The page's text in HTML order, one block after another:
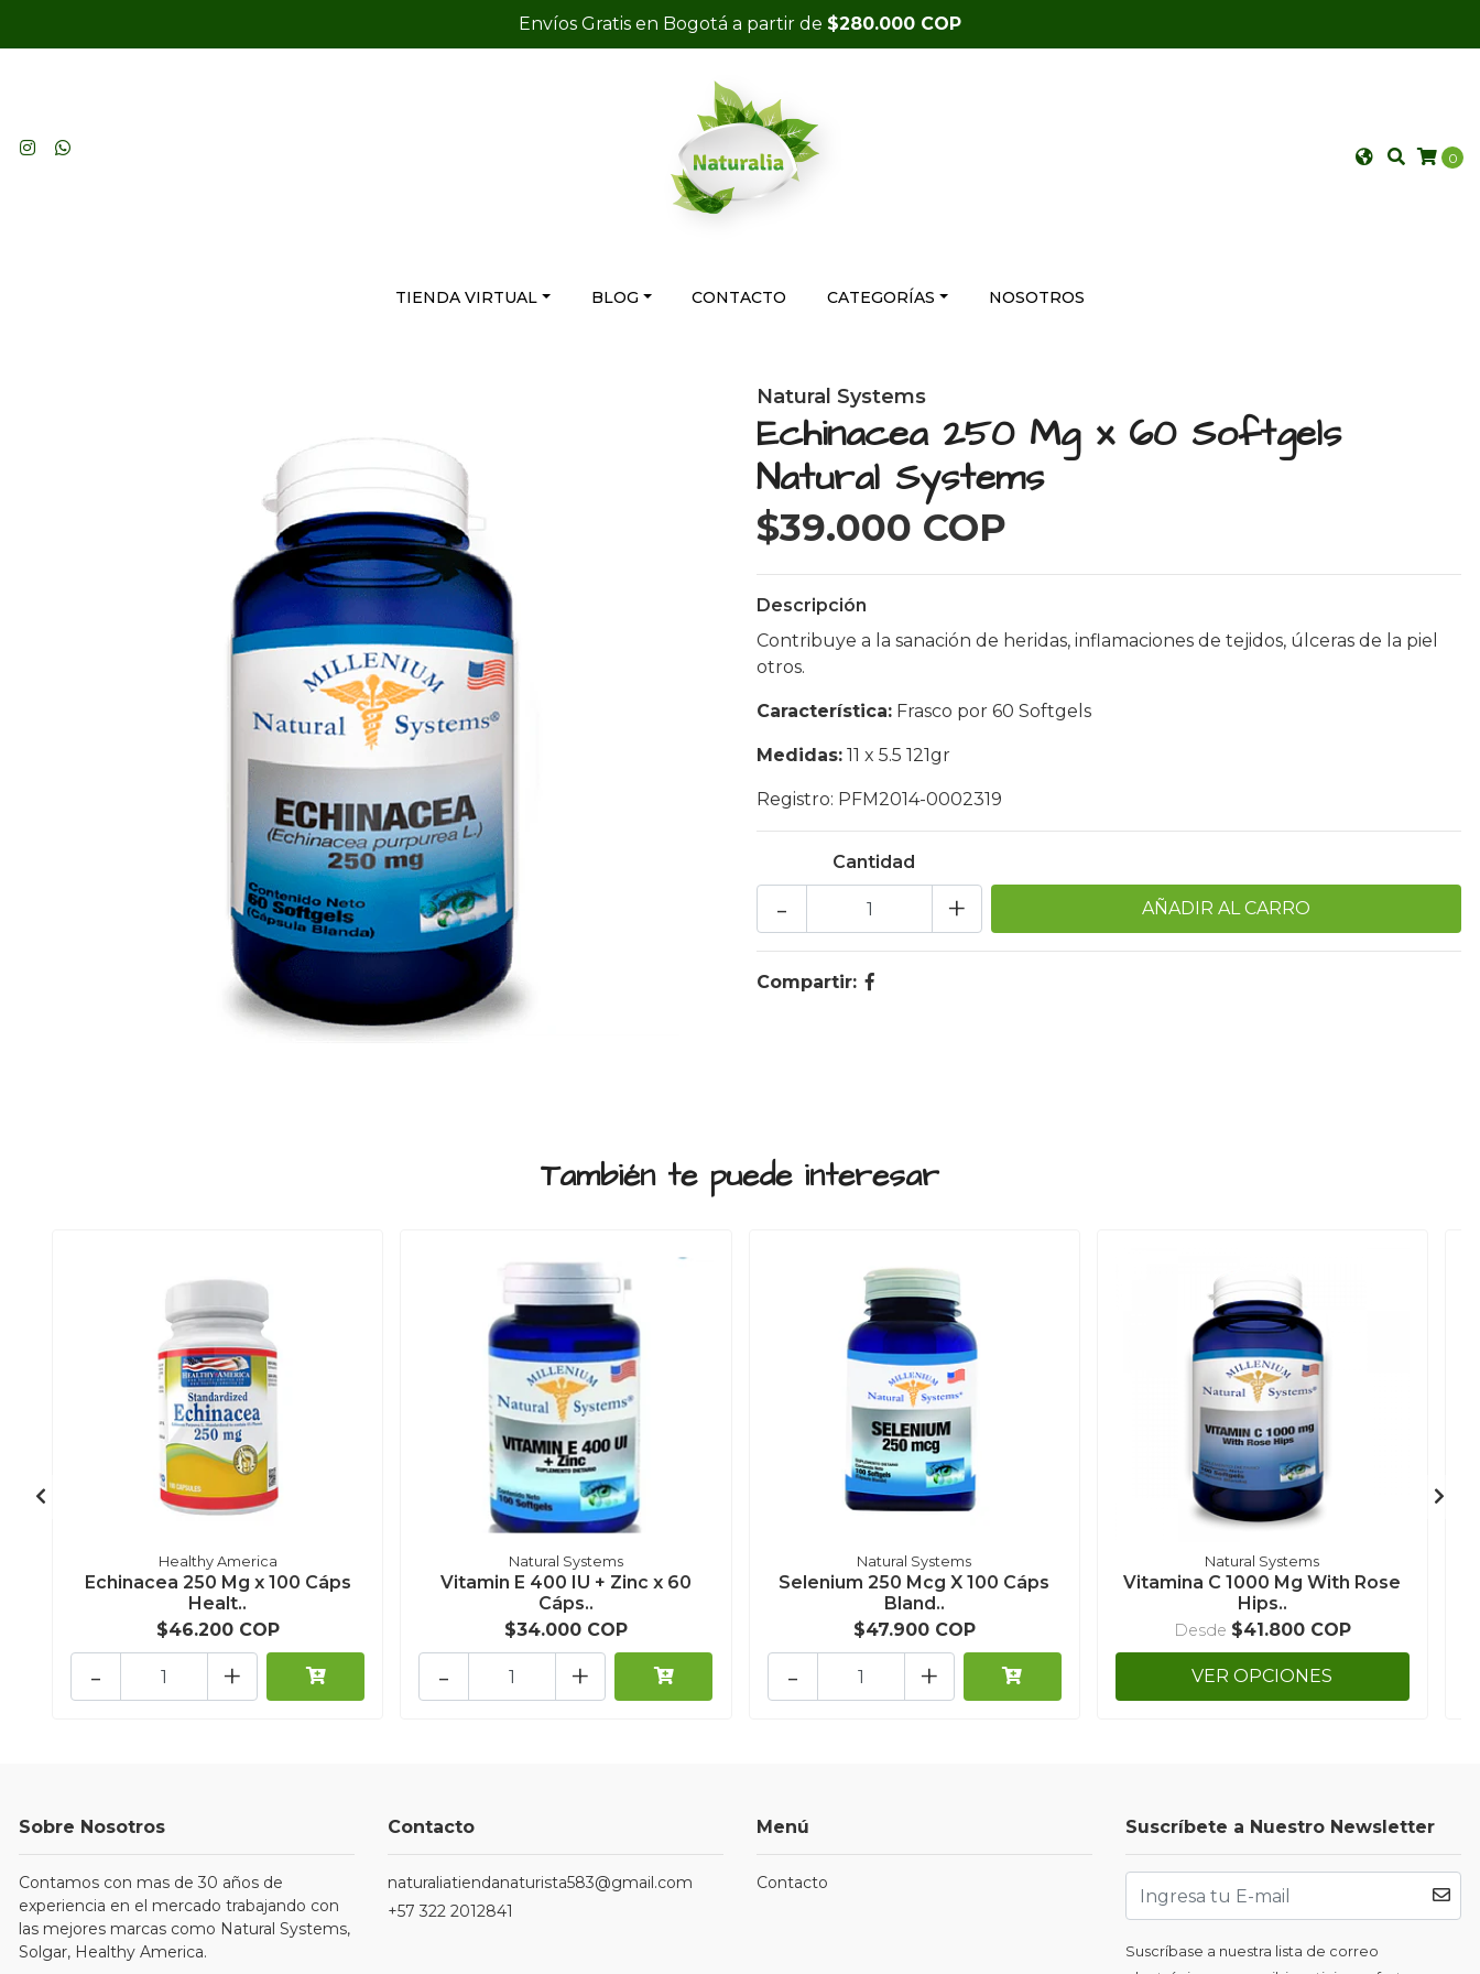
Envíos Gratis en Bogotá a partir de $280.000 COP
0
TIENDA VIRTUAL BLOG CONTACTO CATEGORÍAS NOSOTROS
Natural Systems
Echinacea 250 Mg x 60 Softgels
Natural Systems
$39.000 COP
Descripción
Contribuye a la sanación de heridas, inflamaciones de tejidos, úlceras de la piel
otros.
Característica: Frasco por 60 Softgels
Medidas: 11 x 5.5 121gr
Registro: PFM2014-0002319
Cantidad
+
-
Compartir:
También te puede interesar
Healthy America
Echinacea 250 Mg x 100 Cáps
Healt..
$46.200 COP
+
-
Natural Systems
Vitamin E 400 IU + Zinc x 60
Cáps..
$34.000 COP
+
-
Natural Systems
Selenium 250 Mcg X 100 Cáps
Bland..
$47.900 COP
+
-
Natural Systems
Vitamina C 1000 Mg With Rose
Hips..
Desde $41.800 COP
VER OPCIONES
Sobre Nosotros
Contamos con mas de 30 años de
experiencia en el mercado trabajando con
las mejores marcas como Natural Systems,
Solgar, Healthy America.
Contacto
naturaliatiendanaturista583@gmail.com
+57 322 2012841
Menú
Contacto
Suscríbete a Nuestro Newsletter
Suscríbase a nuestra lista de correo